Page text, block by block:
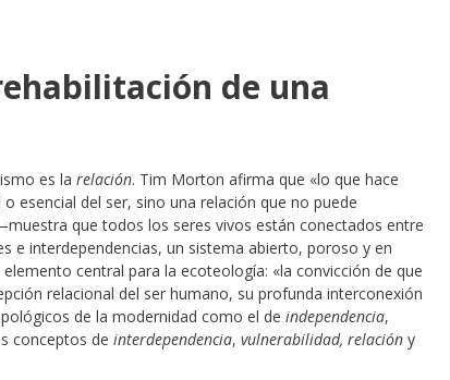
de una
es la relación. Tim Morton afirma que «lo que hace
esencial del ser, sino una relación que no puede
que todos los seres vivos están conectados entre
e interdependencias, un sistema abierto, poroso y en
central para la ecoteología: «la convicción de que
relacional del ser humano, su profunda interconexión
de la modernidad como el de independencia,
conceptos de interdependencia, vulnerabilidad, relación y